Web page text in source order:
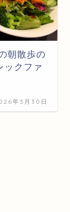
朝散歩の
ックファ
年3月30日